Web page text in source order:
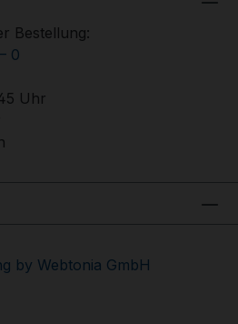
Bestellung:
0
Uhr
by Webtonia GmbH